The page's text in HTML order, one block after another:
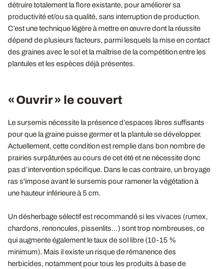
détruire totalement la flore existante, pour améliorer sa
productivité et/ou sa qualité, sans interruption de production.
C’est une technique légère à mettre en œuvre dont la réussite
dépend de plusieurs facteurs, parmi lesquels la mise en contact
des graines avec le sol et la maîtrise de la compétition entre les
plantules et les espèces déjà présentes.
« Ouvrir » le couvert
Le sursemis nécessite la présence d’espaces libres suffisants
pour que la graine puisse germer et la plantule se développer.
Actuellement, cette condition est remplie dans bon nombre de
prairies surpâturées au cours de cet été et ne nécessite donc
pas d’intervention spécifique. Dans le cas contraire, un broyage
ras s'impose avant le sursemis pour ramener la végétation à
une hauteur inférieure à 5 cm.
Un désherbage sélectif est recommandé si les vivaces (rumex,
chardons, renoncules, pissenlits…) sont trop nombreuses, ce
qui augmente également le taux de sol libre (10-15 %
minimum). Mais il existe un risque de rémanence des
herbicides, notamment pour tous les produits à base de